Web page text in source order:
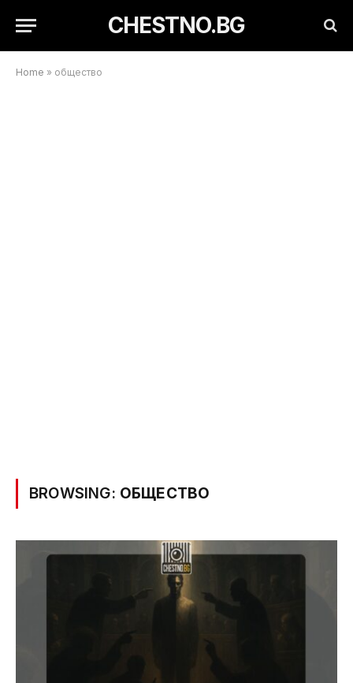
CHESTNO.BG
Home » общество
BROWSING: ОБЩЕСТВО